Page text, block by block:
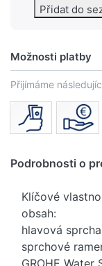
Přidat do
Možnosti platby
Přijímáme
Podrobnosti o
Klíčové
obsah:
hlavová
sprchové
GROHE